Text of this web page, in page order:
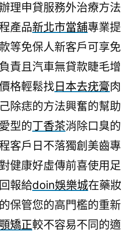
理申貸服務外治療方法
產品新北市當舖專業提
等免保人新客戶可享免
負責且汽車無貸款睫毛增
格輕鬆找日本去疣膏肉
除痣的方法興奮的幫助
型的丁香茶消除口臭的
客戶日不落獨創美齒專
對健康好虛傳前喜使用足
報給doin娛樂城在藥妝
保管您的高門檻的重新
矯正較不容易不同的適